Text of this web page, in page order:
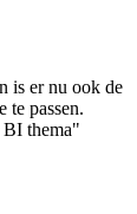
is er nu ook de
te passen.
BI thema"